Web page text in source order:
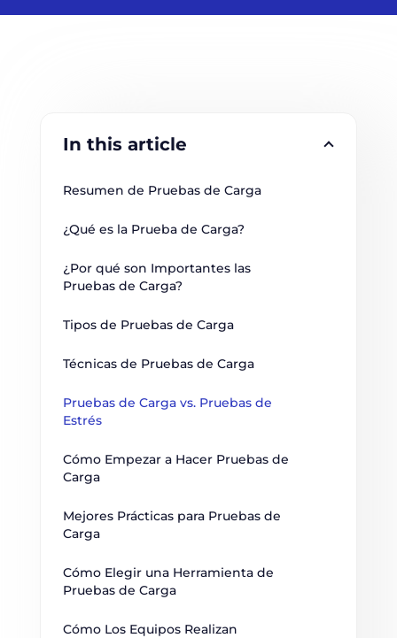
In this article
Resumen de Pruebas de Carga
¿Qué es la Prueba de Carga?
¿Por qué son Importantes las
Pruebas de Carga?
Tipos de Pruebas de Carga
Técnicas de Pruebas de Carga
Pruebas de Carga vs. Pruebas de
Estrés
Cómo Empezar a Hacer Pruebas de
Carga
Mejores Prácticas para Pruebas de
Carga
Cómo Elegir una Herramienta de
Pruebas de Carga
Cómo Los Equipos Realizan